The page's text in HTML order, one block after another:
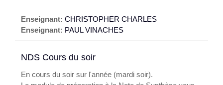
Enseignant: CHRISTOPHER CHARLES
Enseignant: PAUL VINACHES
NDS Cours du soir
En cours du soir sur l'année (mardi soir).